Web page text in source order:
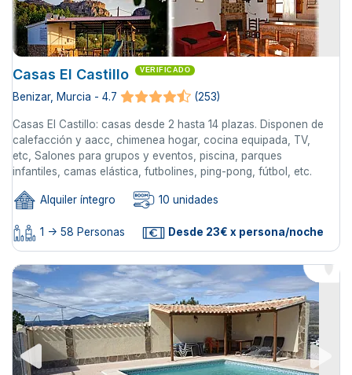
Casas El Castillo VERIFICADO
Benizar, Murcia - 4.7 (253)
Casas El Castillo: casas desde 2 hasta 14 plazas. Disponen de
calefacción y aacc, chimenea hogar, cocina equipada, TV,
etc, Salones para grupos y eventos, piscina, parques
infantiles, camas elástica, futbolines, ping-pong, fútbol, etc.
Alquiler íntegro 10 unidades
1 -> 58 Personas Desde 23€ x persona/noche